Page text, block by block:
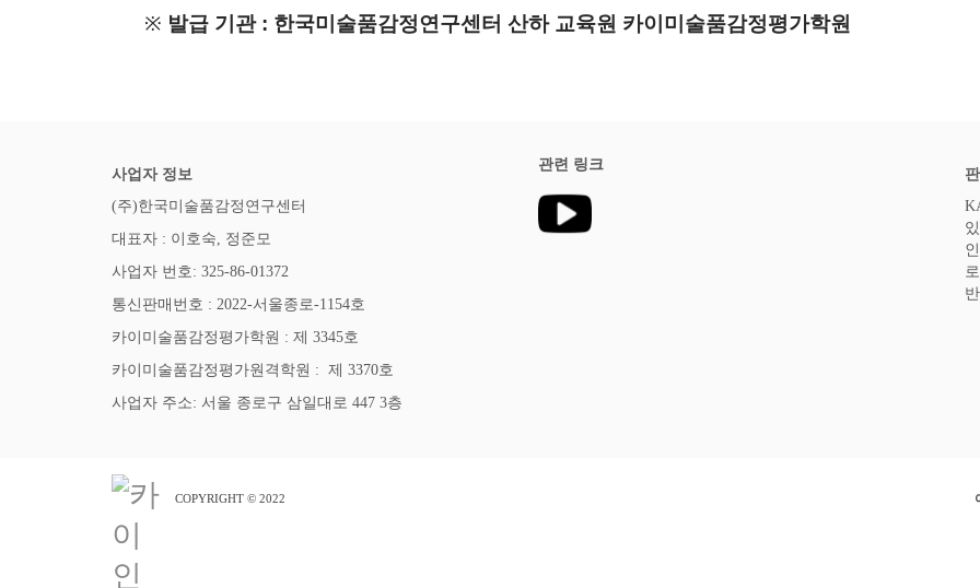
※ 발급 기관 : 한국미술품감정연구센터 산하 교육원 카이미술품감정평가학원
사업자 정보
(주)한국미술품감정연구센터
대표자 : 이호숙, 정준모
사업자 번호: 325-86-01372
통신판매번호 : 2022-서울종로-1154호
카이미술품감정평가학원 : 제 3345호
카이미술품감정평가원격학원 : 제 3370호
사업자 주소: 서울 종로구 삼일대로 447 3층
관련 링크
COPYRIGHT © 2022